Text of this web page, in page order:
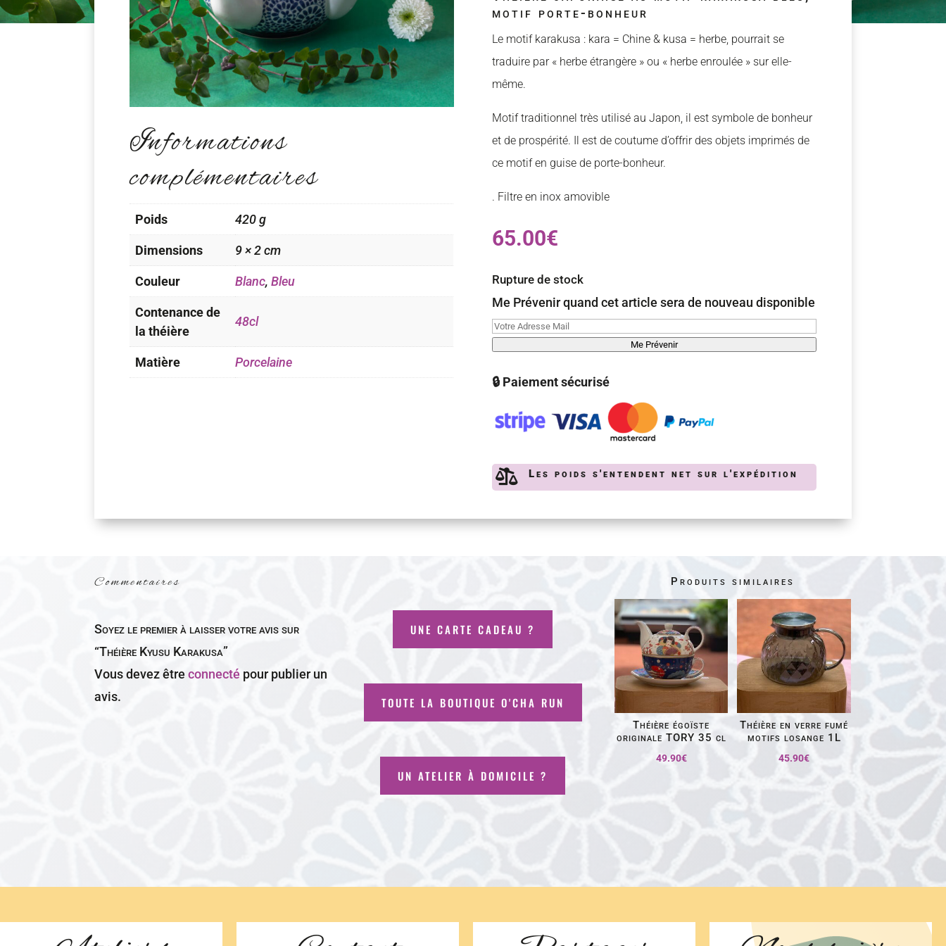
Informations
complémentaires
Poids 420 g
Dimensions 9 × 2 cm
Couleur Blanc,Bleu
Contenance de
la théière
48cl
Matière Porcelaine
motif porte-bonheur
Le motif karakusa : kara = Chine & kusa = herbe, pourrait se
traduire par « herbe étrangère » ou « herbe enroulée » sur elle-
même.
Motif traditionnel très utilisé au Japon, il est symbole de bonheur
et de prospérité. Il est de coutume d’offrir des objets imprimés de
ce motif en guise de porte-bonheur.
. Filtre en inox amovible
65.00€
Rupture de stock
Me Prévenir quand cet article sera de nouveau disponible
Me Prévenir
🔒 Paiement sécurisé
 Les poids s'entendent net sur l'expédition
Commentaires
Soyez le premier à laisser votre avis sur
“Théière Kyusu Karakusa”
Vous devez êtreconnecté pour publier un
avis.
UNE CARTE CADEAU ?
TOUTE LA BOUTIQUE O'CHA RUN
UN ATELIER À DOMICILE ?
Produits similaires
Théière égoïste
originale TORY 35 cl
49.90€
Théière en verre fumé
motifs losange 1L
45.90€